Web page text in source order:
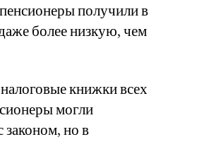
получили в
более низкую, чем
книжки всех
могли
законом, но в